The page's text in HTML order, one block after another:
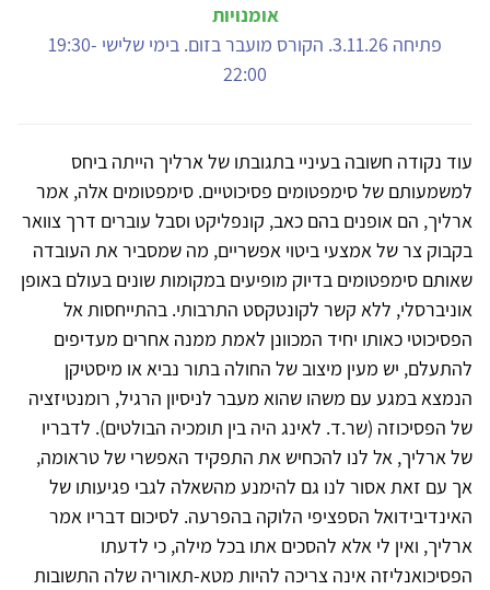
אומנויות
פתיחה 3.11.26. הקורס מועבר בזום. בימי שלישי 19:30-
22:00
עוד נקודה חשובה בעיניי בתגובתו של ארליך הייתה ביחס
למשמעותם של סימפטומים פסיכוטיים. סימפטומים אלה, אמר
ארליך, הם אופנים בהם כאב, קונפליקט וסבל עוברים דרך צוואר
בקבוק צר של אמצעי ביטוי אפשריים, מה שמסביר את העובדה
שאותם סימפטומים בדיוק מופיעים במקומות שונים בעולם באופן
אוניברסלי, ללא קשר לקונטקסט התרבותי. בהתייחסות אל
הפסיכוטי כאותו יחיד המכוונן לאמת ממנה אחרים מעדיפים
להתעלם, יש מעין מיצוב של החולה בתור נביא או מיסטיקן
הנמצא במגע עם משהו שהוא מעבר לניסיון הרגיל, רומנטיזציה
של הפסיכוזה (שר.ד. לאינג היה בין תומכיה הבולטים). לדבריו
של ארליך, אל לנו להכחיש את התפקיד האפשרי של טראומה,
אך עם זאת אסור לנו גם להימנע מהשאלה לגבי פגיעותו של
האינדיבידואל הספציפי הלוקה בהפרעה. לסיכום דבריו אמר
ארליך, ואין לי אלא להסכים אתו בכל מילה, כי לדעתו
הפסיכואנליזה אינה צריכה להיות מטא-תאוריה שלה התשובות